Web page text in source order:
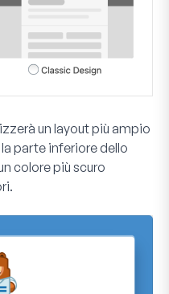
un layout più ampio
parte inferiore dello
colore più scuro